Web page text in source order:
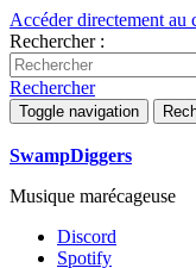
Accéder directement au
Rechercher :
Rechercher
Toggle navigation
SwampDiggers
Musique marécageuse
Discord
Spotify